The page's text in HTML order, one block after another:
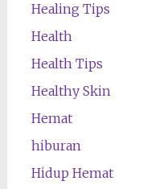
Healing Tips
Health
Health Tips
Healthy Skin
Hemat
hiburan
Hidup Hemat